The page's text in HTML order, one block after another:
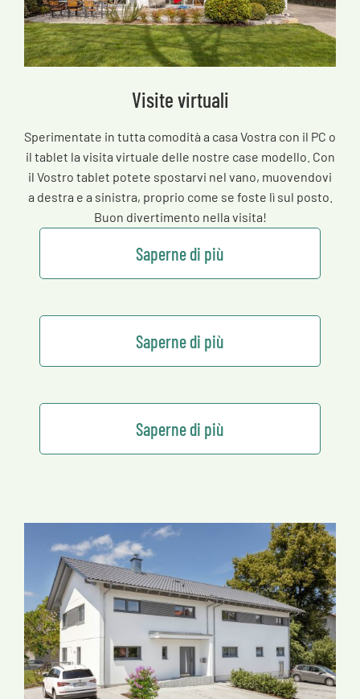
Visite virtuali
Sperimentate in tutta comodità a casa Vostra con il PC o
il tablet la visita virtuale delle nostre case modello. Con
il Vostro tablet potete spostarvi nel vano, muovendovi
a destra e a sinistra, proprio come se foste lì sul posto.
Buon divertimento nella visita!
Saperne di più
Saperne di più
Saperne di più